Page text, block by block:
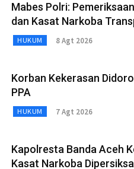
Mabes Polri:
dan Kasat Narkoba
HUKUM 8 Agt 2026
Korban Kekerasan
PPA
HUKUM 7 Agt 2026
Kapolresta Banda Aceh
Kasat Narkoba